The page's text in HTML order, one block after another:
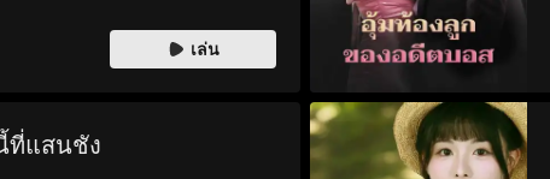
เล่น
ที่แสนชัง